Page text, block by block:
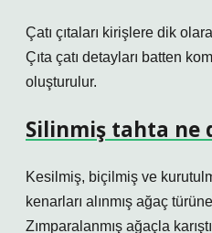
Çatı çıtaları kirişlere dik
Çıta çatı detayları batten
oluşturulur.
Silinmiş tahta ne
Kesilmiş, biçilmiş ve
kenarları alınmış ağaç
Zımparalanmış ağaçla